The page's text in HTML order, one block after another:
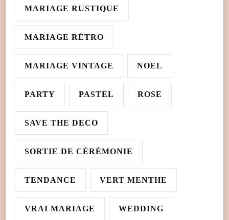
MARIAGE RUSTIQUE
MARIAGE RÉTRO
MARIAGE VINTAGE NOEL
PARTY PASTEL ROSE
SAVE THE DECO
SORTIE DE CÉRÉMONIE
TENDANCE VERT MENTHE
VRAI MARIAGE WEDDING